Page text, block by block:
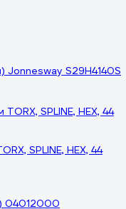
S29H4140S
SPLINE, HEX, 44